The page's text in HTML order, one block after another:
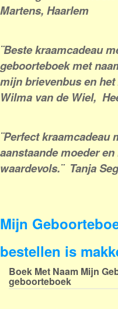
Martens, Haarlem
¨Beste kraamcadeau
geboorteboek met
mijn brievenbus en
Wilma van de Wiel,
¨Perfect kraamcadeau
aanstaande moeder
waardevols.¨ Tanja
Mijn
bestellen is
Boek Met Naam Mijn
geboorteboek